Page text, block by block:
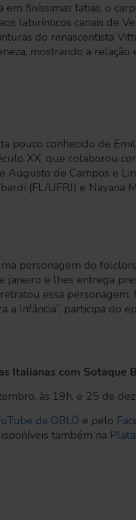
finíssimas fatias, o
labirínticos canais de
do renascentista
mostrando a
pouco conhecido de
XX, que colaborou
Augusto de Campos e
(FL/UFRJ) e Nayana
personagem do
janeiro e lhes entrega
essa
a Infância”, participa do
Italianas com Sotaque
às 19h, e 25 de
da OBLÒ e pelo
também na